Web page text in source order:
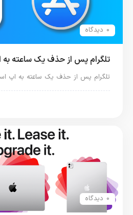
0 دیدگاه
تلگرام پس از حذف یک ساعته به
تلگرام پس از حذف یک ساعته به اپ
0 دیدگاه